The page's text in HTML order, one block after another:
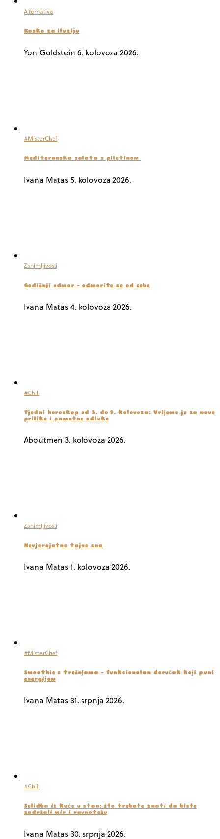
Alternativa
Kasko za iluziju
Yon Goldstein 6. kolovoza 2026.
#MisterChef
Mediteranska salata s piletinom
Ivana Matas5. kolovoza 2026.
Zanimljivosti
Godišnji odmor – odmorite se od sebe
Ivana Matas4. kolovoza 2026.
#Chill
Tjedni horoskop od 3. do 9. kolovoza: Vrijeme je za nove
prilike i pametne odluke
Aboutmen 3. kolovoza 2026.
Zanimljivosti
Nevjerojatne tajne sna
Ivana Matas1. kolovoza 2026.
#MisterChef
Smoothie s trešnjama – funkcionalan doručak koji puni
energijom
Ivana Matas31. srpnja 2026.
#Chill
Selidba iz kuće u stan: što trebate znati da biste
zadržali mir i ravnotežu
Ivana Matas30. srpnja 2026.